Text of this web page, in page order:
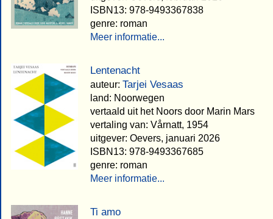
ISBN13: 978-9493367838
genre: roman
Meer informatie...
Lentenacht
auteur: Tarjei Vesaas
land: Noorwegen
vertaald uit het Noors door Marin Mars
vertaling van: Vårnatt, 1954
uitgever: Oevers, januari 2026
ISBN13: 978-9493367685
genre: roman
Meer informatie...
Ti amo